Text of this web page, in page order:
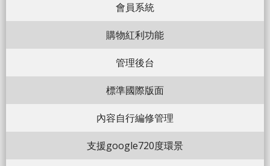
會員系統
購物紅利功能
管理後台
標準國際版面
內容自行編修管理
支援google720度環景